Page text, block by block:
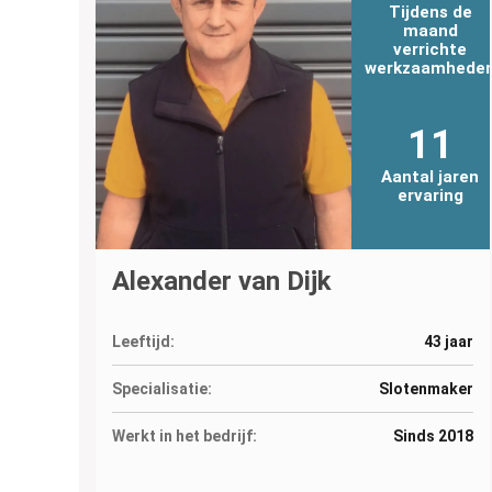
Tijdens de
maand
verrichte
11
Aantal jaren
ervaring
Alexander van Dijk
Leeftijd: 43 jaar
Specialisatie: Slotenmaker
Werkt in het bedrijf: Sinds 2018